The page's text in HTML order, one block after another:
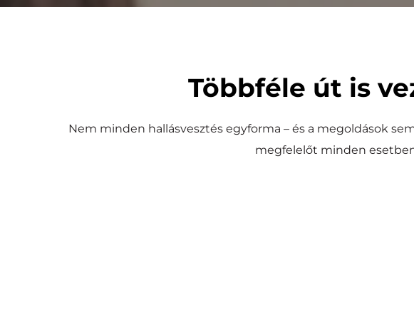
Többféle út is
Nem minden hallásvesztés egyforma – és a megoldások
megfelelőt minden